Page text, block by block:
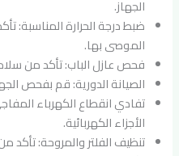
الجهاز.
ضبط درجة الحرارة المناسبة:
الموصى بها.
فحص عازل الباب: تأكد من
الصيانة الدورية: قم بفحص
تفادي انقطاع الكهرباء
الأجزاء الكهربائية.
تنظيف الفلتر والمروحة: